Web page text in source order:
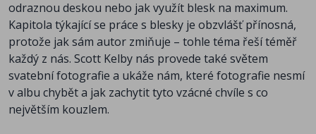
odraznou deskou nebo jak využít blesk na maximum.
Kapitola týkající se práce s blesky je obzvlášť přínosná,
protože jak sám autor zmiňuje – tohle téma řeší téměř
každý z nás. Scott Kelby nás provede také světem
svatební fotografie a ukáže nám, které fotografie nesmí
v albu chybět a jak zachytit tyto vzácné chvíle s co
největším kouzlem.